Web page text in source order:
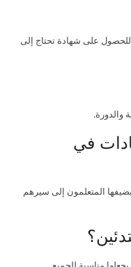
على شهادة تحتاج إلى
في
المتعلمون إلى سيرهم